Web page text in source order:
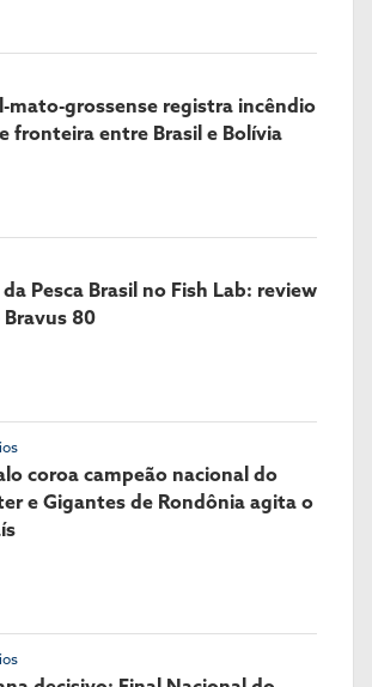
mato-grossense registra incêndio
fronteira entre Brasil e Bolívia
Pesca Brasil no Fish Lab: review
80
coroa campeão nacional do
e Gigantes de Rondônia agita o